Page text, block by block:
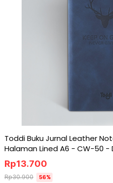
Toddi Buku Jurnal Leather
Halaman Lined A6 - CW-50 -
Rp13.700
Rp30.900 56%